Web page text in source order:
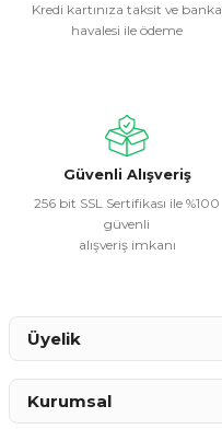
Kredi kartınıza taksit ve banka
havalesi ile ödeme
Güvenli Alışveriş
256 bit SSL Sertifikası ile %100
güvenli
alışveriş imkanı
Üyelik
Kurumsal